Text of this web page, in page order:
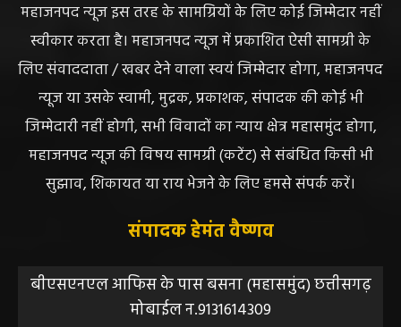
महाजनपद न्यूज इस तरह के सामग्रियों के लिए कोई जिम्मेदार नहीं
स्वीकार करता है। महाजनपद न्यूज में प्रकाशित ऐसी सामग्री के
लिए संवाददाता / खबर देने वाला स्वयं जिम्मेदार होगा, महाजनपद
न्यूज या उसके स्वामी, मुद्रक, प्रकाशक, संपादक की कोई भी
जिम्मेदारी नहीं होगी, सभी विवादों का न्याय क्षेत्र महासमुंद होगा,
महाजनपद न्यूज की विषय सामग्री (कटेंट) से संबंधित किसी भी
सुझाव, शिकायत या राय भेजने के लिए हमसे संपर्क करें।
संपादक हेमंत वैष्णव
बीएसएनएल आफिस के पास बसना (महासमुंद) छत्तीसगढ़
मोबाईल न.9131614309